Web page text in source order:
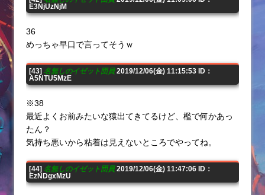
E3NjUzNjM
36
めっちゃ早口で言ってそうｗ
[43] 名無しのイゼット団員2019/12/06(金) 11:15:53 ID：
A5NTU5MzE
※38
最近よくお前みたいな猿出てきてるけど、檻で何かあっ
たん？
気持ち悪いから粘着は見えないところでやってね。
[44] 名無しのイゼット団員2019/12/06(金) 11:47:06 ID：
EzNDgxMzU